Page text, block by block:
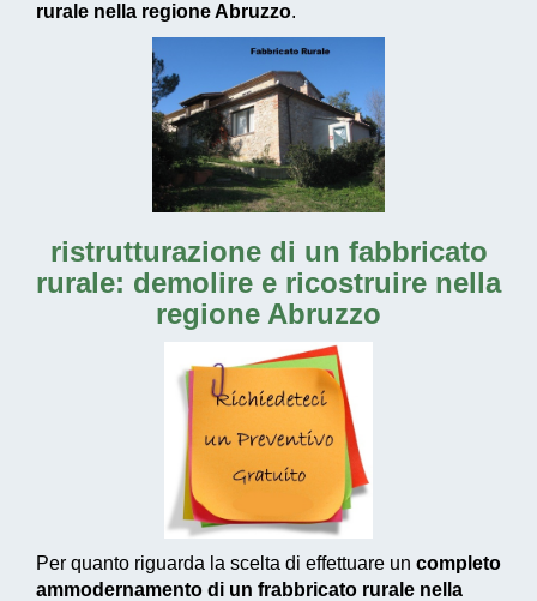
rurale nella regione Abruzzo.
ristrutturazione di un fabbricato
rurale: demolire e ricostruire nella
regione Abruzzo
Per quanto riguarda la scelta di effettuare un completo
ammodernamento di un frabbricato rurale nella